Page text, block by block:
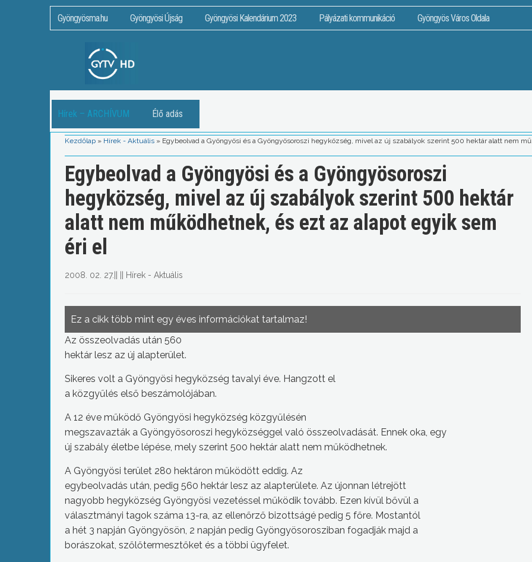
Gyöngyösma.hu Gyöngyösi Újság Gyöngyösi Kalendárium 2023 Pályázati kommunikáció Gyöngyös Város Oldala
Hírek – ARCHÍVUM Élő adás
Kezdőlap » Hírek - Aktuális » Egybeolvad a Gyöngyösi és a Gyöngyösoroszi hegyközség, mivel az új szabályok szerint 500 hektár alatt nem
Egybeolvad a Gyöngyösi és a Gyöngyösoroszi
hegyközség, mivel az új szabályok szerint 500 hektár
alatt nem működhetnek, és ezt az alapot egyik sem
éri el
2008. 02. 27. Hírek - Aktuális
Ez a cikk több mint egy éves információkat tartalmaz!
Az összeolvadás után 560
hektár lesz az új alapterület.
Sikeres volt a Gyöngyösi hegyközség tavalyi éve. Hangzott el
a közgyűlés első beszámolójában.
A 12 éve működő Gyöngyösi hegyközség közgyűlésén
megszavazták a Gyöngyösoroszi hegyközséggel való összeolvadását. Ennek oka, egy
új szabály életbe lépése, mely szerint 500 hektár alatt nem működhetnek.
A Gyöngyösi terület 280 hektáron működött eddig. Az
egybeolvadás után, pedig 560 hektár lesz az alapterülete. Az újonnan létrejött
nagyobb hegyközség Gyöngyösi vezetéssel működik tovább. Ezen kívül bővül a
választmányi tagok száma 13-ra, az ellenőrző bizottságé pedig 5 főre. Mostantól
a hét 3 napján Gyöngyösön, 2 napján pedig Gyöngyösorosziban fogadják majd a
borászokat, szőlőtermesztőket és a többi ügyfelet.